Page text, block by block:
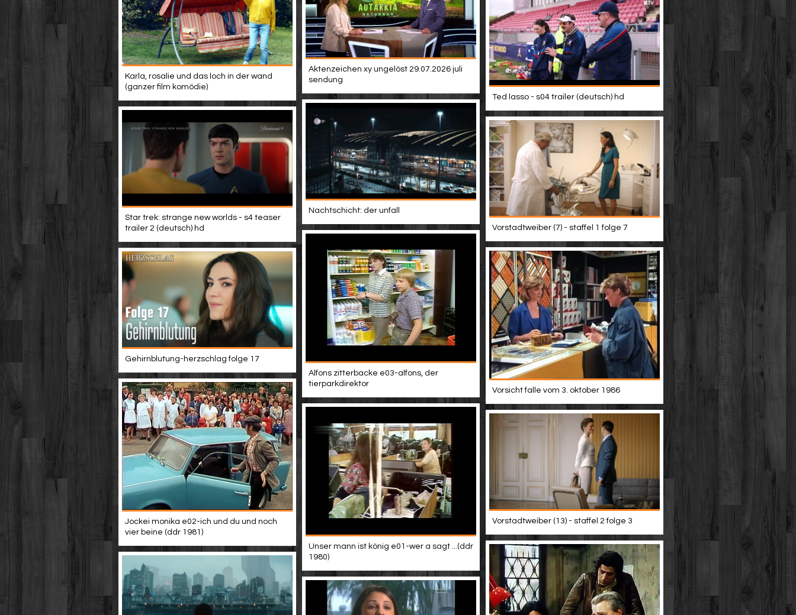
Aktenzeichen xy ungelöst 29.07.2026 juli
sendung
Karla, rosalie und das loch in der wand
(ganzer film komödie)
Ted lasso - s04 trailer (deutsch) hd
Nachtschicht: der unfall
Star trek: strange new worlds - s4 teaser
trailer 2 (deutsch) hd
Vorstadtweiber (7) - staffel 1 folge 7
Alfons zitterbacke e03-alfons, der
tierparkdirektor
Vorsicht falle vom 3. oktober 1986
Gehirnblutung-herzschlag folge 17
Jockei monika e02-ich und du und noch
vier beine (ddr 1981)
Unser mann ist könig e01-wer a sagt ...(ddr
1980)
Vorstadtweiber (13) - staffel 2 folge 3